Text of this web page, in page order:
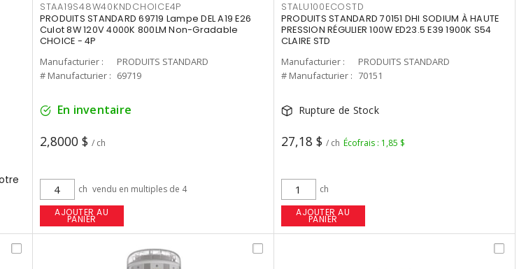
STAA19S48W40KNDCHOICE4P
PRODUITS STANDARD 69719 Lampe DEL A19 E26
Culot 8W 120V 4000K 800LM Non-Gradable
CHOICE - 4P
Manufacturier :
PRODUITS STANDARD
# Manufacturier : 69719
En inventaire
2,8000 $ / ch
ch vendu en multiples de 4
AJOUTER AU
PANIER
STALU100ECOSTD
PRODUITS STANDARD 70151 DHI SODIUM À HAUTE
PRESSION RÉGULIER 100W ED23.5 E39 1900K S54
CLAIRE STD
Manufacturier :
PRODUITS STANDARD
# Manufacturier : 70151
Rupture de Stock
27,18 $ / ch Écofrais : 1,85 $
ch
AJOUTER AU
PANIER